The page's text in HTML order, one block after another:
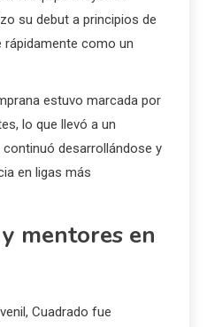
su debut a principios de
rápidamente como un
estuvo marcada por
lo que llevó a un
desarrollándose y
en ligas más
mentores en
Cuadrado fue